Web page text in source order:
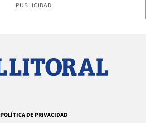
PUBLICIDAD
POLÍTICA DE PRIVACIDAD